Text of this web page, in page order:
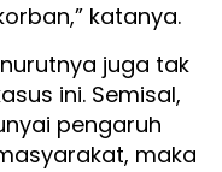
katanya.
juga tak
ini. Semisal,
pengaruh
maka